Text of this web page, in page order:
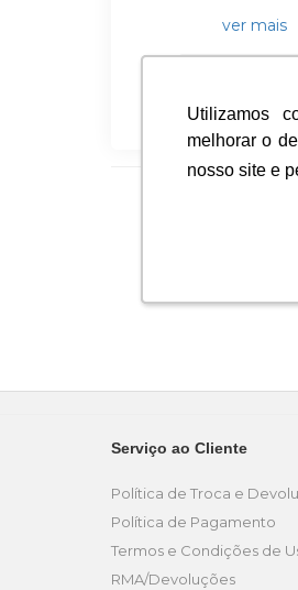
Utilizamos
melhorar o
nosso site e
Utilizamos
melhorar o
nosso site e
100KHZ 120M C/ FLUKE
FLUKE-II915 - FLUKE
ver mais
Serviço ao Cliente
Política de Troca e
Política de Pagamento
Termos e Condições de
RMA/Devoluções